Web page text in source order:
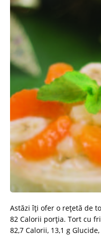
Astăzi îți ofer o rețetă de
82 Calorii porția. Tort cu
82,7 Calorii, 13,1 g